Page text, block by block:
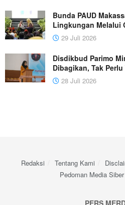
Bunda PAUD
Lingkungan Melalui
29 Juli 2026
Disdikbud Parimo
Dibagikan, Tak
28 Juli 2026
Redaksi Tentang Kami
Pedoman Media Siber
PERS